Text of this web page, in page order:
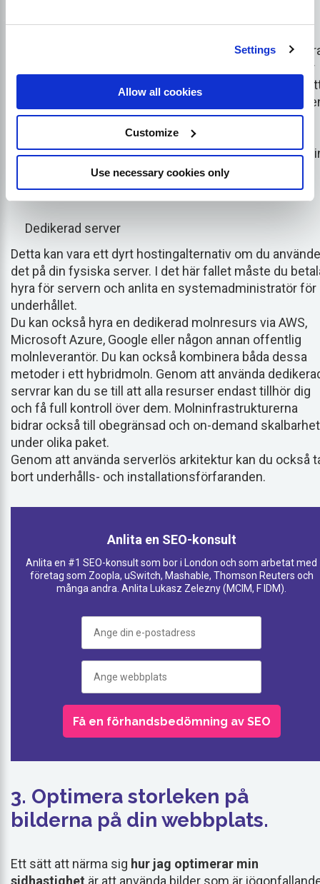
Settings
Allow all cookies
Customize
Use necessary cookies only
Hosting av virtuella privata servrar (VPS)
Virtuella privata servrar är mycket snabbare än de
två alternativen. Med VPS kan du använda flera servrar
för att distribuera innehåll. Med VPS får du möjlighet
dela servern med andra användare och även ha en
del av den virtuella servern vars konfigurationer inte
påverkar andra klienter. Om din webbplats får
genomsnittlig trafik eller om det finns trafikspikar på
e-handelswebbplats med trafikspikar under vissa
perioder, kan VPS vara en effektiv lösning för dig.
Dedikerad server
Detta kan vara ett dyrt hostingalternativ om du
det på din fysiska server. I det här fallet måste du
hyra för servern och anlita en systemadministratör för
underhållet.
Du kan också hyra en dedikerad molnresurs via AWS,
Microsoft Azure, Google eller någon annan offentlig
molnleverantör. Du kan också kombinera båda dessa
metoder i ett hybridmoln. Genom att använda
servrar kan du se till att alla resurser endast tillhör dig
och få full kontroll över dem. Molninfrastrukturerna
bidrar också till obegränsad och on-demand skalbarhet
under olika paket.
Genom att använda serverlös arkitektur kan du också
bort underhålls- och installationsförfaranden.
Anlita en SEO-konsult
Anlita en #1 SEO-konsult som bor i London och som arbetat med
företag som Zoopla, uSwitch, Mashable, Thomson Reuters och
många andra. Anlita Lukasz Zelezny (MCIM, F IDM).
3. Optimera storleken på
bilderna på din webbplats.
Ett sätt att närma sig hur jag optimerar min
sidhastighet är att använda bilder som är